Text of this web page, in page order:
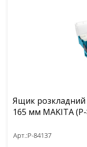
Ящик розкладний
165
Арт.:P-84137